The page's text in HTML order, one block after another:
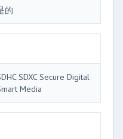
的
SDXC Secure Digital
Media